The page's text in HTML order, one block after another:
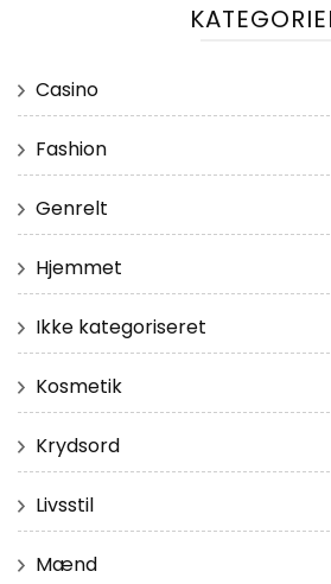
Casino
Fashion
Genrelt
Hjemmet
Ikke kategoriseret
Kosmetik
Krydsord
Livsstil
Mænd